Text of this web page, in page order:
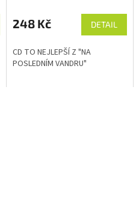
248 Kč DETAIL
CD TO NEJLEPŠÍ Z "NA
POSLEDNÍM VANDRU"